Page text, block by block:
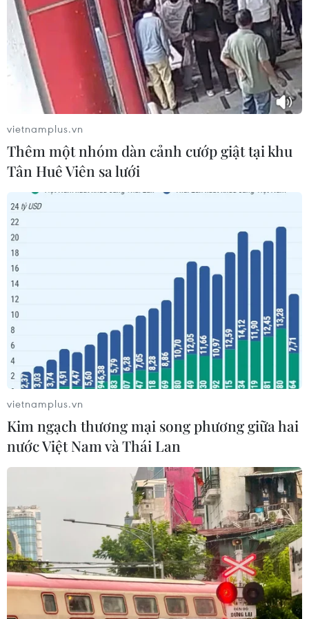
Hà Nội: 'Đánh thức' di sản văn hóa,
mở đường cho sáng tạo
06/08/2026 04:25
Quảng Trị bảo tồn di tích và hệ thống
mạch nước ngầm ở 14 giếng cổ xã
Cồn Tiên
06/08/2026 03:01
Phát động Cuộc thi Sáng tạo Video
2026 cho công dân Pháp ngữ
06/08/2026 02:29
Đà Nẵng lần đầu đăng cai chung kết
Hoa hậu Di sản toàn cầu 2026
05/08/2026 11:01
Đà Nẵng chi gần 38 tỷ đồng trang trí
Tết Đinh Mùi 2027
Giới thiệu Bộ sách Tuyển tập các tác
phẩm chọn lọc của Tổng Tư lệnh
Fidel Castro Ruz
05/08/2026 10:10
vietnamplus.vn
Thêm một nhóm dàn cảnh cướp giật tại khu
Tân Huê Viên sa lưới
vietnamplus.vn
Kim ngạch thương mại song phương giữa hai
nước Việt Nam và Thái Lan